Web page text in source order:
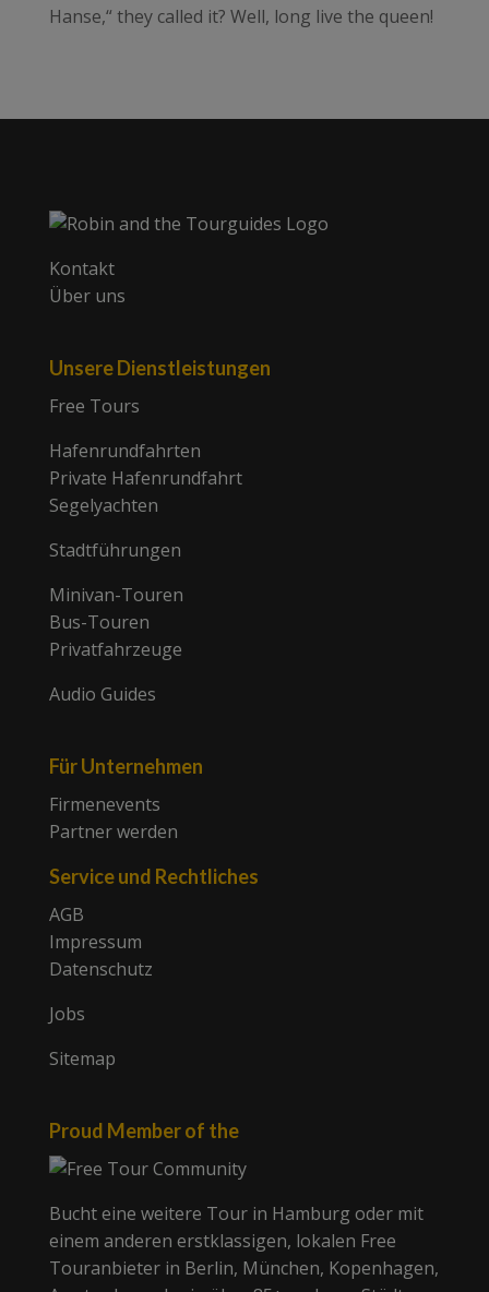
Hanse,“ they called it? Well, long live the queen!
Kontakt
Über uns
Unsere Dienstleistungen
Free Tours
Hafenrundfahrten
Private Hafenrundfahrt
Segelyachten
Stadtführungen
Minivan-Touren
Bus-Touren
Privatfahrzeuge
Audio Guides
Für Unternehmen
Firmenevents
Partner werden
Service und Rechtliches
AGB
Impressum
Datenschutz
Jobs
Sitemap
Proud Member of the
Bucht eine weitere Tour in Hamburg oder mit
einem anderen erstklassigen, lokalen Free
Touranbieter in Berlin, München, Kopenhagen,